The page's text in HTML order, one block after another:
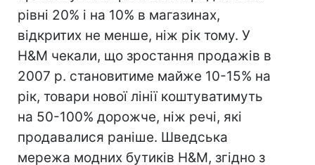
рівні 20% і на 10% в магазинах,
відкритих не менше, ніж рік тому. У
H&M чекали, що зростання продажів в
2007 р. становитиме майже 10-15% на
рік, товари нової лінії коштуватимуть
на 50-100% дорожче, ніж речі, які
продавалися раніше. Шведська
мережа модних бутиків H&M, згідно з